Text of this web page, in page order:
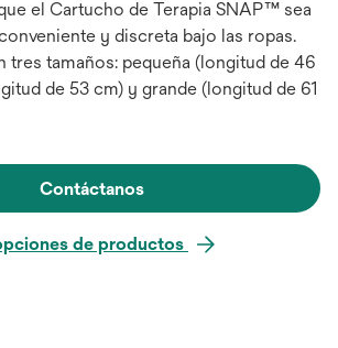
el Cartucho de Terapia SNAP™ sea
y discreta bajo las ropas.
tres tamaños: pequeña (longitud de 46
de 53 cm) y grande (longitud de 61
Contáctanos
de productos